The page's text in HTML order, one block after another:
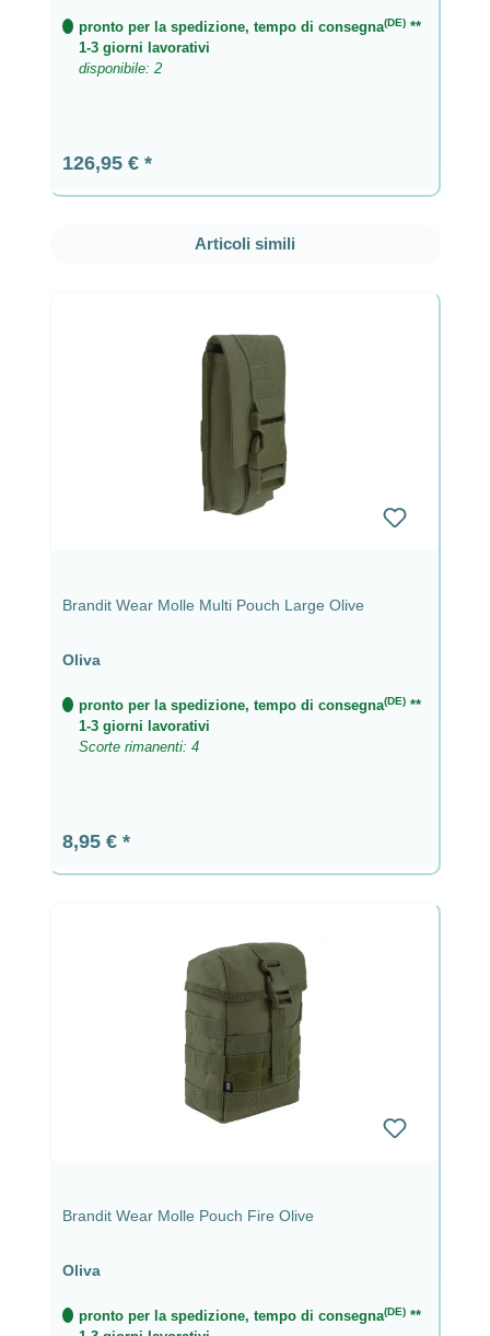
pronto per la spedizione, tempo di consegna(DE) **
1-3 giorni lavorativi
disponibile: 2
Prezzo normale:
126,95 €
Salta la galleria dei prodotti
Articoli simili
Brandit Wear Molle Multi Pouch Large Olive
Oliva
pronto per la spedizione, tempo di consegna(DE) **
1-3 giorni lavorativi
Scorte rimanenti: 4
Prezzo normale:
8,95 €
Brandit Wear Molle Pouch Fire Olive
Oliva
pronto per la spedizione, tempo di consegna(DE) **